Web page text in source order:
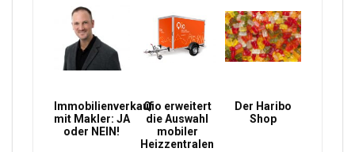
Immobilienverkauf
mit Makler: JA
oder NEIN!
Qio erweitert
die Auswahl
mobiler
Heizzentralen
Der Haribo
Shop